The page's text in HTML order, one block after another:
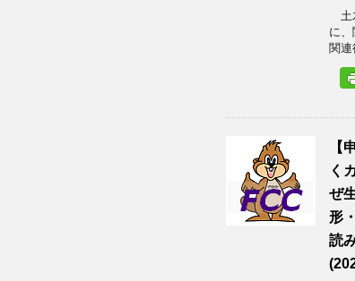
土
に
関連
【
く
ぜ
形
読